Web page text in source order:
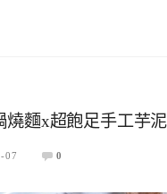
麵x超飽足手工芋
07 0